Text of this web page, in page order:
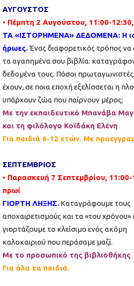
ΑΥΓΟΥΣΤΟΣ
• Πέμπτη 2 Αυγούστου, 11:00-
ΤΑ «ΙΣΤΟΡΗΜΕΝΑ» ΔΕΔΟΜΕΝΑ: Η
ήρωες.Ένας διαφορετικός τρόπος να
τα αγαπημένα σου βιβλία:
δεδομένα τους. Πόσοι πρωταγωνιστές,
έχουν, σε ποια εποχή εξελίσσεται η
υπάρχουν ζώα που παίρνουν μέρος;
Με την εκπαιδευτικό Μπανάβα
και τη φιλόλογο Κοϊδάκη Ελένη
Για παιδιά 6-12 ετών. Με
ΣΕΠΤΕΜΒΡΙΟΣ
• Παρασκευή 7 Σεπτεμβρίου,
πρωί
ΓΙΟΡΤΗ ΛΗΞΗΣ. Καταγράφουμε τους
αποχαιρετισμούς και τα «του χρόνου»
γιορτάζουμε το κλείσιμο ενός ακόμη
καλοκαιριού που περάσαμε μαζί.
Με το προσωπικό της βιβλιοθήκης
Για όλα τα παιδιά.